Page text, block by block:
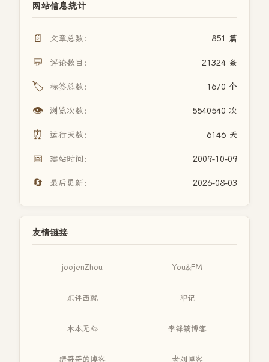
网站信息统计
📄 文章总数： 851 篇
💬 评论数目： 21324 条
🏷️ 标签总数： 1670 个
👁️ 浏览次数： 5540540 次
⏰ 运行天数： 6146 天
📅 建站时间： 2009-10-09
🔄 最后更新： 2026-08-03
友情链接
joojenZhou You&FM
东评西就 印记
木本无心 李锋镝博客
缙哥哥的博客 老刘博客